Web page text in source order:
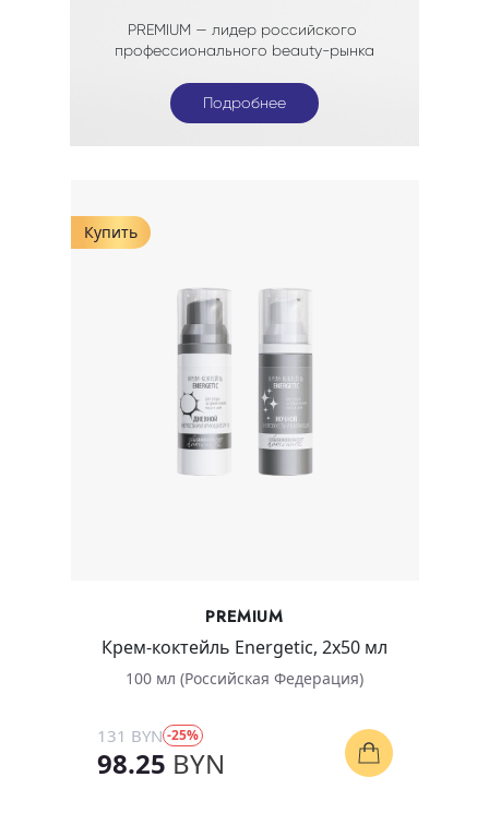
Подробнее
Купить
PREMIUM
Крем-коктейль Energetic, 2х50 мл
100 мл (Российская Федерация)
131 BYN -25%
98.25 BYN
Купить